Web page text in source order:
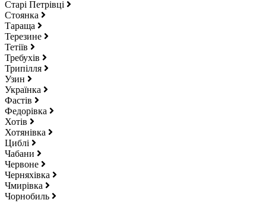
Старі Петрівці
Стоянка
Тараща
Терезине
Тетіїв
Требухів
Трипілля
Узин
Українка
Фастів
Федорівка
Хотів
Хотянівка
Циблі
Чабани
Червоне
Черняхівка
Чмирівка
Чорнобиль